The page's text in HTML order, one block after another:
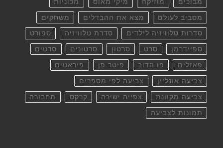
מבוכים מוזיקה מיקי מאוס מכוניות
מסביב לעולם מצא את ההבדלים משחקים
סדרות טלוויזיה לילדים סדרת טלוויזיה ספורט
ספיידרמן סרט סרטון סרטונים סרטים
פאזלים פו הדוב פיטר פן פיראטים
צביעה אונליין צביעה לפי מספרים
צביעה מקוונת צפייה ישירה קרקס תחבורה
תמונות לצביעה